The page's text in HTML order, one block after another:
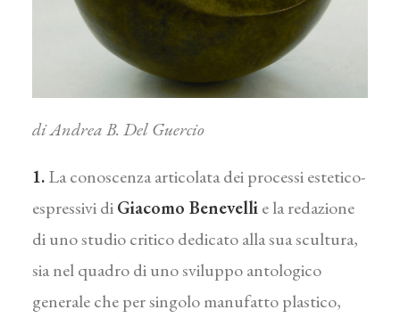
di Andrea B. Del Guercio
1.La conoscenza articolata dei processi estetico-
espressivi diGiacomo Benevellie la redazione
di uno studio critico dedicato alla sua scultura,
sia nel quadro di uno sviluppo antologico
generale che per singolo manufatto plastico,